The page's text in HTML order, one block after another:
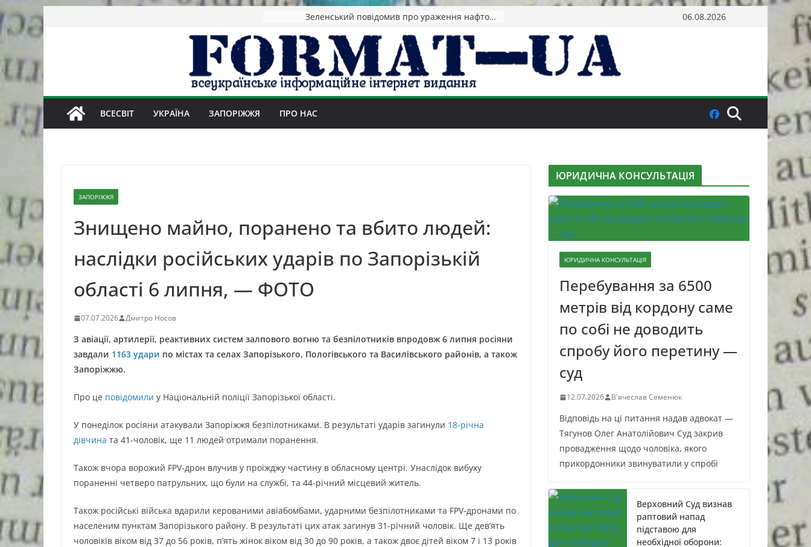
Skip
to
Зеленський повідомив про ураження нафтозаводів РФ за понад 1300 км від фронту 06.08.2026
ВСЕСВІТ УКРАЇНА ЗАПОРІЖЖЯ ПРО НАС
ЗАПОРІЖЖЯ
Знищено майно, поранено та вбито людей:
наслідки російських ударів по Запорізькій
області 6 липня, — ФОТО
07.07.2026 Дмитро Носов
З авіації, артилерії, реактивних систем залпового вогню та безпілотників впродовж 6 липня росіяни
завдали 1163 удари по містах та селах Запорізького, Пологівського та Василівського районів, а також
Запоріжжю.
Про це повідомили у Національній поліції Запорізької області.
У понеділок росіяни атакували Запоріжжя безпілотниками. В результаті ударів загинули 18-річна
дівчина та 41-чоловік, ще 11 людей отримали поранення.
Також вчора ворожий FPV-дрон влучив у проїжджу частину в обласному центрі. Унаслідок вибуху
пораненні четверо патрульних, що були на службі, та 44-річний місцевий житель.
Також російські війська вдарили керованими авіабомбами, ударними безпілотниками та FPV-дронами по
населеним пунктам Запорізького району. В результаті цих атак загинув 31-річний чоловік. Ще дев’ять
чоловіків віком від 37 до 56 років, п’ять жінок віком від 30 до 90 років, а також двоє дітей віком 7 і 13 років
ЮРИДИЧНА КОНСУЛЬТАЦІЯ
ЮРИДИЧНА КОНСУЛЬТАЦІЯ
Перебування за 6500
метрів від кордону саме
по собі не доводить
спробу його перетину —
суд
12.07.2026 В'ячеслав Семенюк
Відповідь на ці питання надав адвокат —
Тягунов Олег Анатолійович Суд закрив
провадження щодо чоловіка, якого
прикордонники звинуватили у спробі
Верховний Суд визнав
раптовий напад
підставою для
необхідної оборони: